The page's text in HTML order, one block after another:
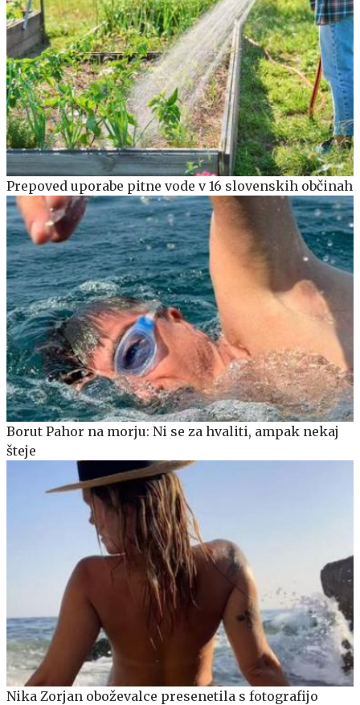
Prepoved uporabe pitne vode v 16 slovenskih občinah
Borut Pahor na morju: Ni se za hvaliti, ampak nekaj
šteje
Nika Zorjan oboževalce presenetila s fotografijo